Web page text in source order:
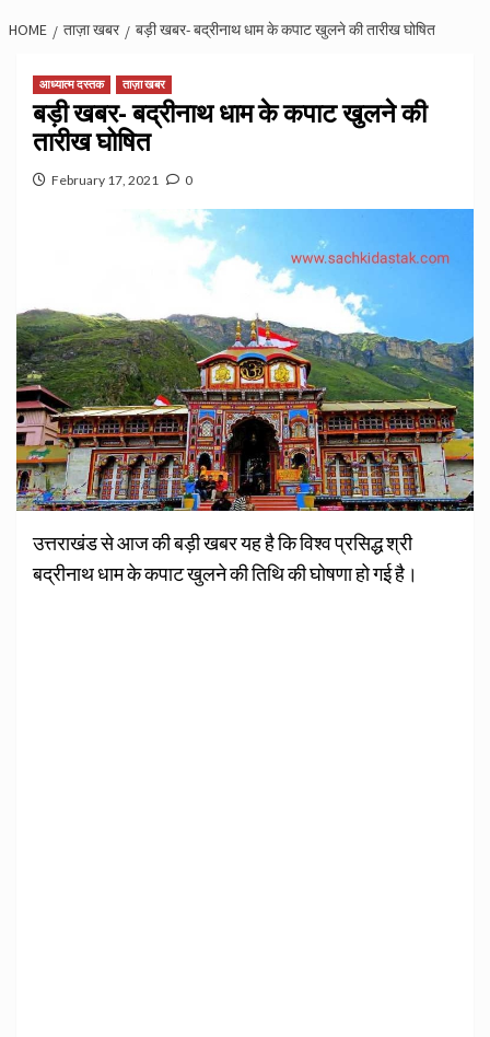
HOME ताज़ा खबर बड़ी खबर- बद्रीनाथ धाम के कपाट खुलने की तारीख घोषित
आध्यात्म दस्तक ताज़ा खबर
बड़ी खबर- बद्रीनाथ धाम के कपाट खुलने की
तारीख घोषित
February 17, 2021 0
उत्तराखंड से आज की बड़ी खबर यह है कि विश्व प्रसिद्ध श्री
बद्रीनाथ धाम के कपाट खुलने की तिथि की घोषणा हो गई है।